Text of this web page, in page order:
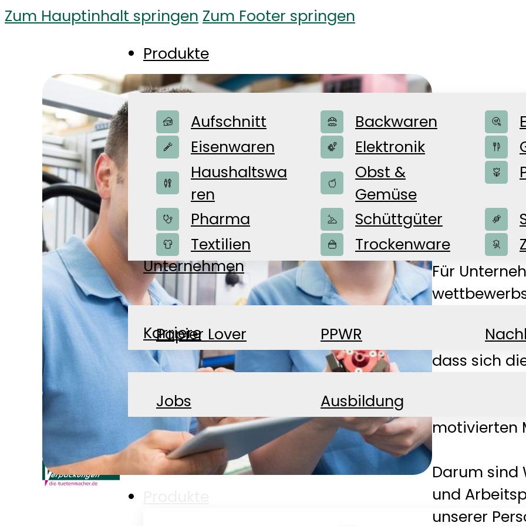
Zum Hauptinhalt springen Zum Footer springen
Produkte
Aufschnitt Backwaren
Eisenwaren
Elektronik
Haushaltswa
ren
Obst &
Gemüse
Pharma Schüttgüter
Textilien
Trockenware
Shop
Unternehmen
Papier Lover PPWR
Karriere
Jobs Ausbildung
News
Kontakt
als
Für
stellen wir
dass sich
allem mit
motivierten
Darum sind
und
unserer